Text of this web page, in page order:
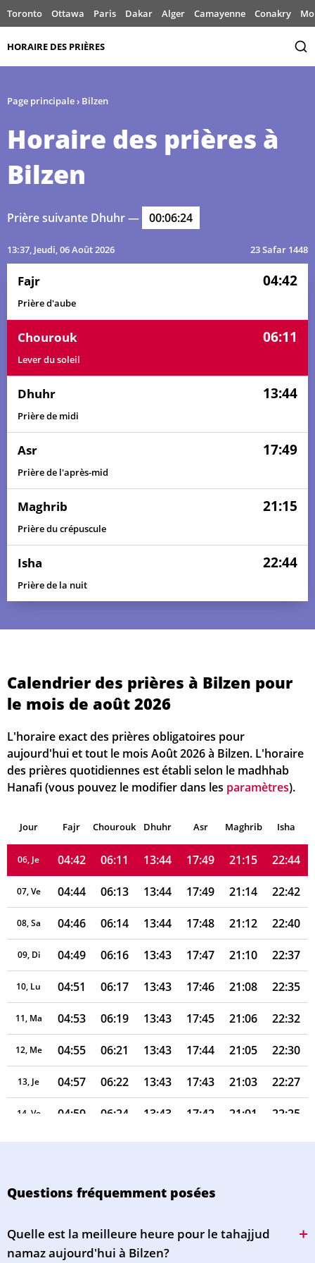
Toronto Ottawa Paris Dakar Alger Camayenne Conakry
HORAIRE DES PRIÈRES
Page principale› Bilzen
Horaire des prières à
Bilzen
Prière suivante Dhuhr — 00:06:24
13:37, Jeudi, 06 Août 2026 23 Safar 1448
Fajr 04:42
Prière d'aube
Chourouk 06:11
Lever du soleil
Dhuhr 13:44
Prière de midi
Asr 17:49
Prière de l'après-mid
Maghrib 21:15
Prière du crépuscule
Isha 22:44
Prière de la nuit
Calendrier des prières à Bilzen pour
le mois de août 2026
L'horaire exact des prières obligatoires pour
aujourd'hui et tout le mois Août 2026 à Bilzen. L'horaire
des prières quotidiennes est établi selon le madhhab
Hanafi (vous pouvez le modifier dans les paramètres).
Jour Fajr Chourouk Dhuhr Asr Maghrib Isha
01, Sa 04:31 06:04 13:44
02, Di 04:33 06:05 13:44 17:52 21:22
03, Lu 04:36 06:07 13:44 17:52 21:21 22:51
04:38 06:08 13:44 17:51 21:19 22:49
05, Me 04:40 06:10 13:44 17:50 21:17 22:47
06, Je 04:42 06:11 13:44 17:49 21:15 22:44
07, Ve 04:44 06:13 13:44 17:49 21:14 22:42
08, Sa 04:46 06:14 13:44 17:48 21:12 22:40
09, Di 04:49 06:16 13:43 17:47 21:10 22:37
10, Lu 04:51 06:17 13:43 17:46 21:08 22:35
11, Ma 04:53 06:19 13:43 17:45 21:06 22:32
12, Me 04:55 06:21 13:43 17:44 21:05 22:30
13, Je 04:57 06:22 13:43 17:43 21:03 22:27
14, Ve 04:59 06:24 13:43 17:42 21:01 22:25
15, Sa 05:01 06:25 13:42 17:41 20:59 22:22
18, Ma 05:07 06:30 13:42 17:38 20:53
Questions fréquemment posées
Quelle est la meilleure heure pour le tahajjud
namaz aujourd'hui à Bilzen?